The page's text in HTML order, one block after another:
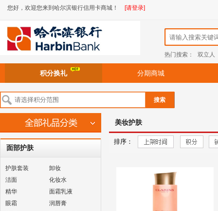
您好，欢迎您来到哈尔滨银行信用卡商城！ [请登录]
热门搜索： 双立人
积分换礼 分期商城
搜索
面部护肤
护肤套装
卸妆
洁面
化妆水
精华
面霜乳液
眼霜
润唇膏
美妆护肤
排序：